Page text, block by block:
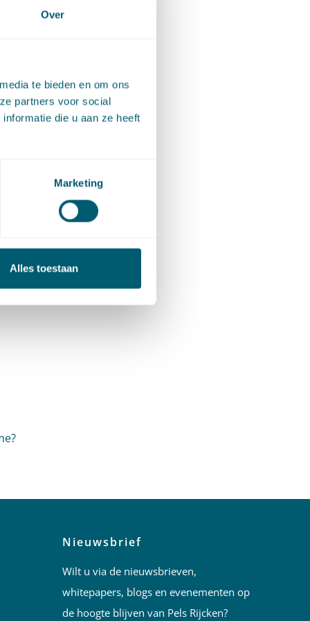
Over
te bieden en om ons
partners voor social
die u aan ze heeft
Marketing
Alles toestaan
Nieuwsbrief
Wilt u via de nieuwsbrieven,
whitepapers, blogs en evenementen op
de hoogte blijven van Pels Rijcken?